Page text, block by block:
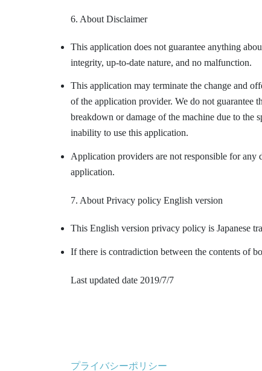
6. About Disclaimer
This application does not guarantee anything
integrity, up-to-date nature, and no malfunction.
This application may terminate the change and
of the application provider. We do not guarantee
breakdown or damage of the machine due to the
inability to use this application.
Application providers are not responsible for any
application.
7. About Privacy policy English version
This English version privacy policy is Japanese
If there is contradiction between the contents of
Last updated date 2019/7/7
プライバシーポリシー